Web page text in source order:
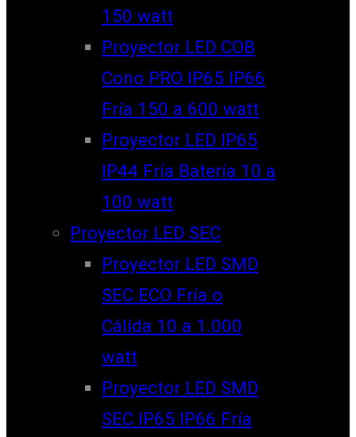
150 watt
Proyector LED COB
Cono PRO IP65 IP66
Fría 150 a 600 watt
Proyector LED IP65
IP44 Fría Batería 10 a
100 watt
Proyector LED SEC
Proyector LED SMD
SEC ECO Fría o
Cálida 10 a 1.000
watt
Proyector LED SMD
SEC IP65 IP66 Fría